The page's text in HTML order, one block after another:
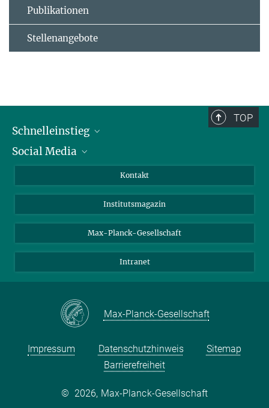
Publikationen
Stellenangebote
TOP
Schnelleinstieg
Alumni
Schulen
Studierende
Social Media
Facebook
YouTube
Kontakt
Institutsmagazin
Max-Planck-Gesellschaft
Intranet
Max-Planck-Gesellschaft
Impressum Datenschutzhinweis
Sitemap
Barrierefreiheit
© 2026, Max-Planck-Gesellschaft